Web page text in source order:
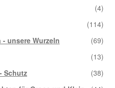
(4)
(114)
unsere Wurzeln
(69)
(13)
Schutz
(38)